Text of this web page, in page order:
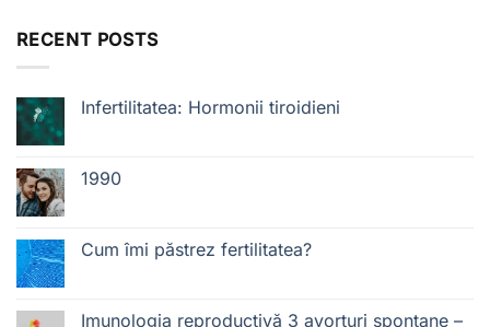
RECENT POSTS
Infertilitatea: Hormonii tiroidieni
1990
Cum îmi păstrez fertilitatea?
Imunologia reproductivă 3 avorturi spontane –